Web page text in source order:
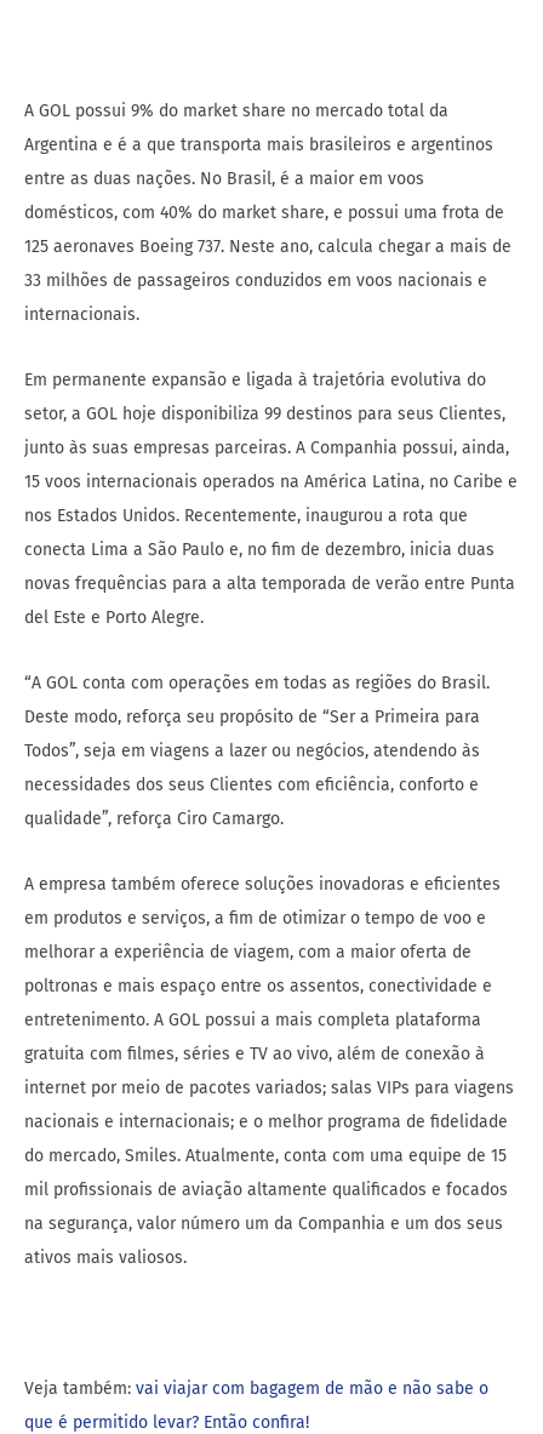
A GOL possui 9% do market share no mercado total da
Argentina e é a que transporta mais brasileiros e argentinos
entre as duas nações. No Brasil, é a maior em voos
domésticos, com 40% do market share, e possui uma frota de
125 aeronaves Boeing 737. Neste ano, calcula chegar a mais de
33 milhões de passageiros conduzidos em voos nacionais e
internacionais.
Em permanente expansão e ligada à trajetória evolutiva do
setor, a GOL hoje disponibiliza 99 destinos para seus Clientes,
junto às suas empresas parceiras. A Companhia possui, ainda,
15 voos internacionais operados na América Latina, no Caribe e
nos Estados Unidos. Recentemente, inaugurou a rota que
conecta Lima a São Paulo e, no fim de dezembro, inicia duas
novas frequências para a alta temporada de verão entre Punta
del Este e Porto Alegre.
“A GOL conta com operações em todas as regiões do Brasil.
Deste modo, reforça seu propósito de “Ser a Primeira para
Todos”, seja em viagens a lazer ou negócios, atendendo às
necessidades dos seus Clientes com eficiência, conforto e
qualidade”, reforça Ciro Camargo.
A empresa também oferece soluções inovadoras e eficientes
em produtos e serviços, a fim de otimizar o tempo de voo e
melhorar a experiência de viagem, com a maior oferta de
poltronas e mais espaço entre os assentos, conectividade e
entretenimento. A GOL possui a mais completa plataforma
gratuita com filmes, séries e TV ao vivo, além de conexão à
internet por meio de pacotes variados; salas VIPs para viagens
nacionais e internacionais; e o melhor programa de fidelidade
do mercado, Smiles. Atualmente, conta com uma equipe de 15
mil profissionais de aviação altamente qualificados e focados
na segurança, valor número um da Companhia e um dos seus
ativos mais valiosos.
Veja também: vai viajar com bagagem de mão e não sabe o
que é permitido levar? Então confira!